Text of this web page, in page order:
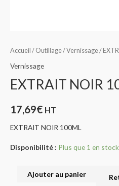
Accueil / Outillage/Vernissage/
Vernissage
EXTRAIT NOIR
17,69€ HT
EXTRAIT NOIR 100ML
Disponibilité : Plus que 1 en stock
Ajouter au panier